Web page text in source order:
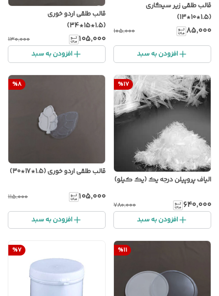
قالب طلقی زیر سیگاری
(1.5*10*13)
۸۵٬۰۰۰ ۱۰۵٬۰۰۰
افزودن به سبد
قالب طلقی اردو خوری
(1.5*15*34)
۱۰۵٬۰۰۰ ۱۳۰٬۰۰۰
افزودن به سبد
%17
الیاف پروپیلن درجه یک (یک کیلو)
۶۴۰٬۰۰۰ ۷۸۰٬۰۰۰
افزودن به سبد
%8
قالب طلقی اردو خوری (1.5*17*30)
۱۰۵٬۰۰۰ ۱۱۵٬۰۰۰
افزودن به سبد
%11
%7